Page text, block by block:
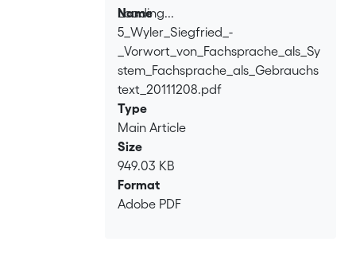
Loading...
Loading...
Name
5_Wyler_Siegfried_-
_Vorwort_von_Fachsprache_als_Sy
stem_Fachsprache_als_Gebrauchs
text_20111208.pdf
Type
Main Article
Size
949.03 KB
Format
Adobe PDF